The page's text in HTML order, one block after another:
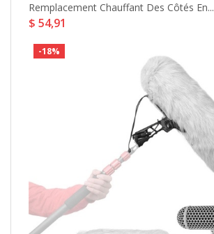
Remplacement Chauffant Des Côtés En...
$ 54,91
-18%